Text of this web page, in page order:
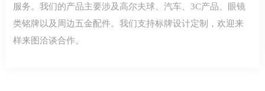
服务。我们的产品主要涉及高尔夫球、汽车、3C产品、眼镜
类铭牌以及周边五金配件。我们支持标牌设计定制，欢迎来
样来图洽谈合作。